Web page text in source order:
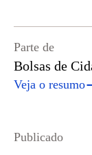
Parte de
Bolsas de
Veja o resumo
Publicado